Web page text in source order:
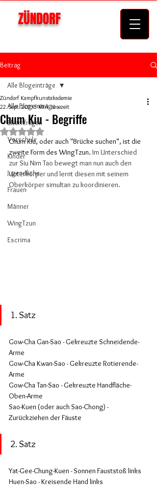
ZÜNDORF
Beitrag
Alle Blogeinträge
Elternfragen
Vorschule
Kinder
Jugendliche
Frauen
Männer
WingTzun
Escrima
Alle Blogeinträge
Chum Kiu - Begriffe
Zündorf Kampfkunstakademie
22. Sept. 20233 Min. Lesezeit
Mit NaN von 5 Sternen bewertet.
Chum Kiu, oder auch "Brücke suchen", ist die
zweite Form des WingTzun. Im Unterschied
zur Siu Nim Tao bewegt man nun auch den
Unterkörper und lernt diesen mit seinem
Oberkörper simultan zu koordinieren.
1. Satz
Gow-Cha Gan-Sao - Gekreuzte Schneidende-
Arme
Gow-Cha Kwan-Sao - Gekreuzte Rotierende-
Arme
Gow-Cha Tan-Sao - Gekreuzte Handfläche-
Oben-Arme
Sao-Kuen (oder auch Sao-Chong) -
Zurückziehen der Fäuste
2. Satz
Yat-Gee-Chung-Kuen - Sonnen Fauststoß links
Huen-Sao - Kreisende Hand links